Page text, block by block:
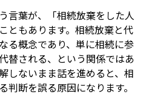
言葉が、「相続放棄をした人
ともあります。相続放棄と代
る概念であり、単に相続に参
替される、という関係ではあ
しないまま話を進めると、相
断を誤る原因になります。